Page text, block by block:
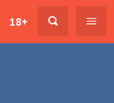
18+